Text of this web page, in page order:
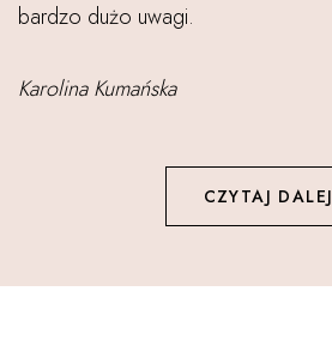
bardzo dużo uwagi.
Karolina Kumańska
CZYTAJ DALEJ